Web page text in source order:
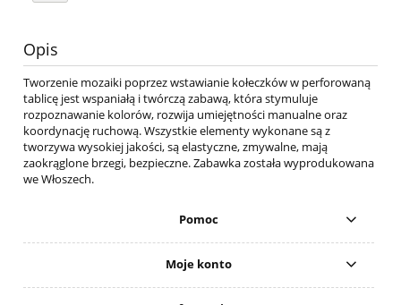
Opis
Tworzenie mozaiki poprzez wstawianie kołeczków w perforowaną
tablicę jest wspaniałą i twórczą zabawą, która stymuluje
rozpoznawanie kolorów, rozwija umiejętności manualne oraz
koordynację ruchową. Wszystkie elementy wykonane są z
tworzywa wysokiej jakości, są elastyczne, zmywalne, mają
zaokrąglone brzegi, bezpieczne. Zabawka została wyprodukowana
we Włoszech.
Pomoc
Moje konto